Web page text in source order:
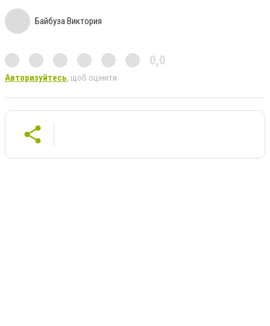
Байбуза Виктория
0,0
Авторизуйтесь, щоб оцінити